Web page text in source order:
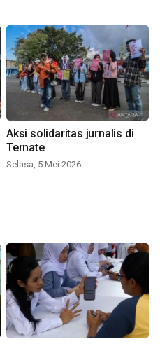
Aksi solidaritas jurnalis di
Ternate
Selasa, 5 Mei 2026